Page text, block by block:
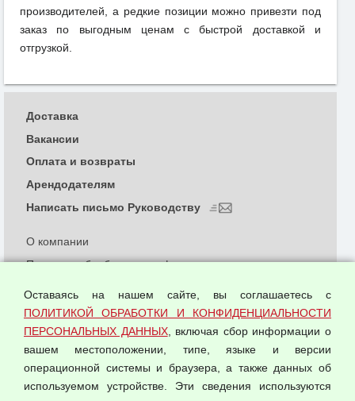
производителей, а редкие позиции можно привезти под
заказ по выгодным ценам с быстрой доставкой и
отгрузкой.
О компании
Политика обработки и конфиденциальности
Согласием на обработку персональных данных
Оферта оптовой купли-продажи
Публичная оферта
Доставка
Вакансии
Оплата и возвраты
Арендодателям
Написать письмо Руководству
Оставаясь на нашем сайте, вы соглашаетесь с
ПОЛИТИКОЙ ОБРАБОТКИ И КОНФИДЕНЦИАЛЬНОСТИ
ПЕРСОНАЛЬНЫХ ДАННЫХ, включая сбор информации о
вашем местоположении, типе, языке и версии
операционной системы и браузера, а также данных об
используемом устройстве. Эти сведения используются